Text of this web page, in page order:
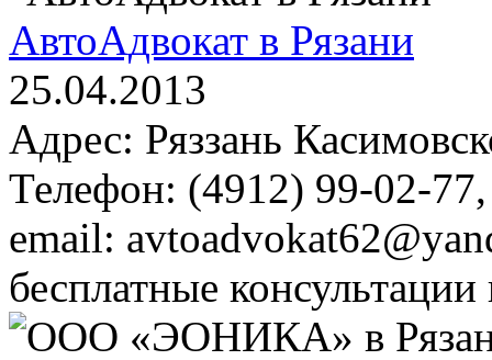
АвтоАдвокат в Рязани
25.04.2013
Адрес: Ряззань
Телефон: (4912) 99-02-
email:
бесплатные